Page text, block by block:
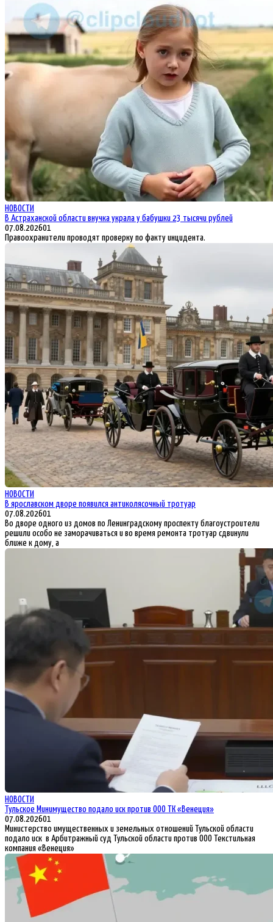
НОВОСТИ
В Астраханской области внучка украла у бабушки 23 тысячи рублей
07.08.202601
Правоохранители проводят проверку по факту инцидента.
НОВОСТИ
В ярославском дворе появился антиколясочный тротуар
07.08.202601
Во дворе одного из домов по Ленинградскому проспекту благоустроители
решили особо не заморачиваться и во время ремонта тротуар сдвинули
ближе к дому, а
НОВОСТИ
Тульское Минимущество подало иск против ООО ТК «Венеция»
07.08.202601
Министерство имущественных и земельных отношений Тульской области
подало иск в Арбитражный суд Тульской области против ООО Текстильная
компания «Венеция»